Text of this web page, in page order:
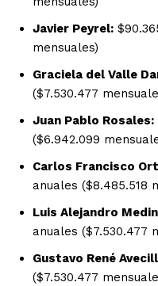
Javier Peyrel:
mensuales)
Graciela del Valle
($7.530.477
Juan Pablo Rosales:
($6.942.099
Carlos Francisco
anuales ($8.485.518
Luis Alejandro
anuales ($7.530.477
Gustavo René
($7.530.477